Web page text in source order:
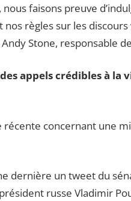
nous faisons preuve
règles sur les
Andy Stone, responsable
appels crédibles à la
récente concernant une
dernière un tweet du
président russe Vladimir